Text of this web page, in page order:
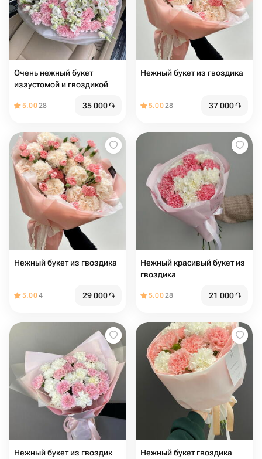
Очень нежный букет
иззустомой и гвоздикой
5.0028 35 000֏
Нежный букет из гвоздика
5.0028 37 000֏
Нежный букет из гвоздика
5.004 29 000֏
Нежный красивый букет из
гвоздика
5.0028 21 000֏
Нежный букет из гвоздик Нежный букет гвоздика